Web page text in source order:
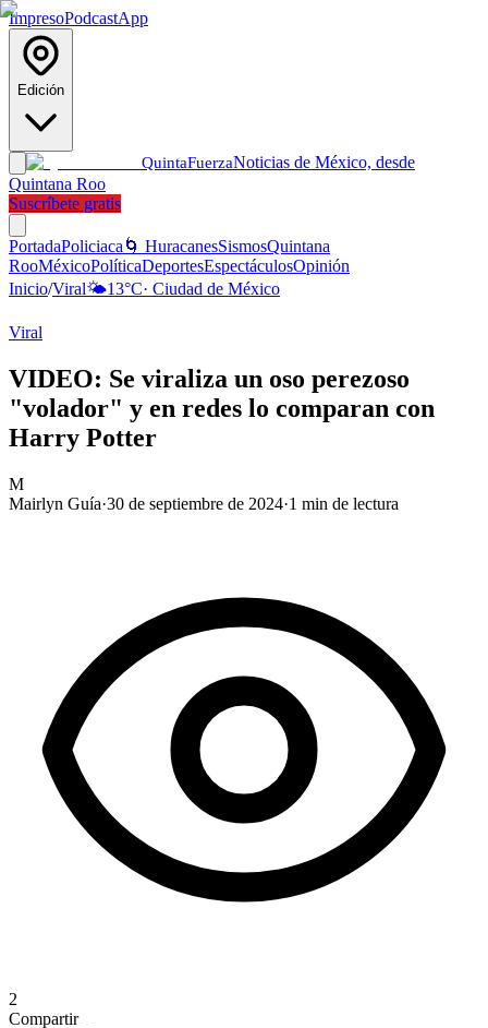
ImpresoPodcastApp
Edición
QuintaFuerzaNoticias de México, desde
Quintana Roo
Suscríbete gratis
PortadaPoliciaca 🌀 HuracanesSismosQuintana
RooMéxicoPolíticaDeportesEspectáculosOpinión
Inicio/Viral🌤️13°C· Ciudad de México
Viral
VIDEO: Se viraliza un oso perezoso
"volador" y en redes lo comparan con
Harry Potter
M
Mairlyn Guía·30 de septiembre de 2024·1 min de lectura
2
Compartir